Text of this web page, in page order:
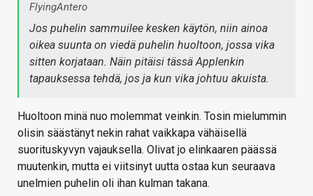
FlyingAntero
Jos puhelin sammuilee kesken käytön, niin ainoa
oikea suunta on viedä puhelin huoltoon, jossa vika
sitten korjataan. Näin pitäisi tässä Applenkin
tapauksessa tehdä, jos ja kun vika johtuu akuista.
Huoltoon minä nuo molemmat veinkin. Tosin mielummin
olisin säästänyt nekin rahat vaikkapa vähäisellä
suorituskyvyn vajauksella. Olivat jo elinkaaren päässä
muutenkin, mutta ei viitsinyt uutta ostaa kun seuraava
unelmien puhelin oli ihan kulman takana.